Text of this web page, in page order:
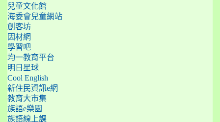
兒童文化館
海委會兒童網站
創客坊
因材網
學習吧
均一教育平台
明日星球
Cool English
新住民資訊e網
教育大市集
族語e樂園
族語線上課